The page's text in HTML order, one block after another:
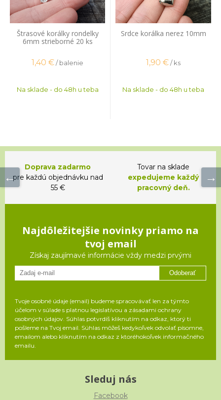
Štrasové korálky rondelky
6mm strieborné 20 ks
1,40 €/ balenie
Na sklade - do 48h u teba
Srdce korálka nerez 10mm
1,90 €/ ks
Na sklade - do 48h u teba
Doprava zadarmo
pre každú objednávku nad
55 €
Tovar na sklade
expedujeme každý
pracovný deň.
Najdôležitejšie novinky priamo na
tvoj email
Získaj zaujímavé informácie vždy medzi prvými
Odoberať
Tvoje osobné údaje (email) budeme spracovávať len za týmto
účelom v súlade s platnou legislatívou a zásadami ochrany
osobných údajov. Súhlas potvrdíš kliknutím na odkaz, ktorý ti
pošleme na Tvoj email. Súhlas môžeš kedykoľvek odvolať písomne,
emailom alebo kliknutím na odkaz z ktoréhokoľvek informačného
emailu.
Sleduj nás
Facebook